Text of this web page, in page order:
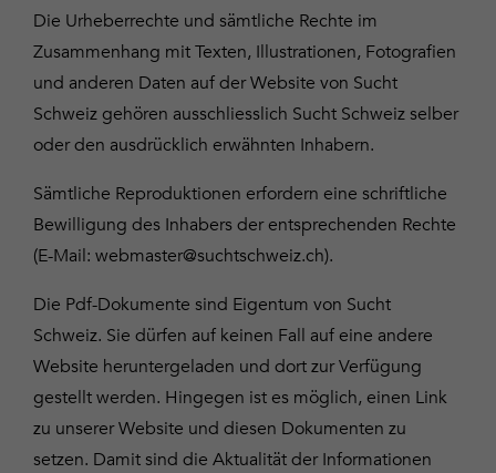
Die Urheberrechte und sämtliche Rechte im
Zusammenhang mit Texten, Illustrationen, Fotografien
und anderen Daten auf der Website von Sucht
Schweiz gehören ausschliesslich Sucht Schweiz selber
oder den ausdrücklich erwähnten Inhabern.
Sämtliche Reproduktionen erfordern eine schriftliche
Bewilligung des Inhabers der entsprechenden Rechte
(E-Mail: webmaster@suchtschweiz.ch).
Die Pdf-Dokumente sind Eigentum von Sucht
Schweiz. Sie dürfen auf keinen Fall auf eine andere
Website heruntergeladen und dort zur Verfügung
gestellt werden. Hingegen ist es möglich, einen Link
zu unserer Website und diesen Dokumenten zu
setzen. Damit sind die Aktualität der Informationen